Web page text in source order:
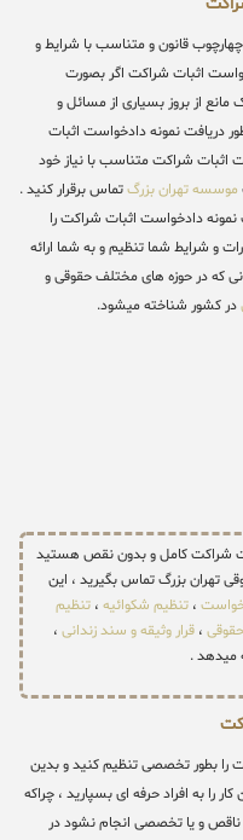
قانون و متناسب با شرایط و
اثبات شراکت اگر بصورت
از بروز بسیاری از مسائل و
دریافت نمونه دادخواست اثبات
اثبات شراکت متناسب با نیاز خود
موسسه تهران بزرگتماس برقرار کنید .
دادخواست اثبات شراکت را
و شرایط شما تنظیم و به شما ارائه
که در حوزه های مختلف حقوقی و
در کشور شناخته میشود.
شراکت کامل و بدون نقص هستید
تهران بزرگ تماس بگیرید ، این
، تنظیم شکوائیه ، تنظیم
، قرار وثیقه و سند زندانی ،
میدهد .
را بطور تخصصی تنظیم کنید و بدین
را به افراد حرفه ای بسپارید ، چراکه
و یا تخصصی انجام نشود در